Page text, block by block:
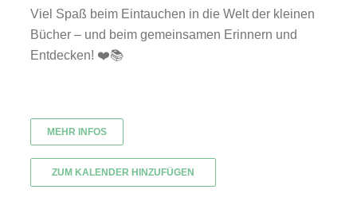
Viel Spaß beim Eintauchen in die Welt der kleinen
Bücher – und beim gemeinsamen Erinnern und
Entdecken! ❤️📚
MEHR INFOS
ZUM KALENDER HINZUFÜGEN